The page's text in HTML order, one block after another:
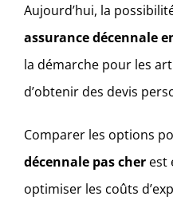
Aujourd’hui, la
assurance décennale
la démarche pour les
d’obtenir des devis
Comparer les options
décennale pas cher est
optimiser les coûts